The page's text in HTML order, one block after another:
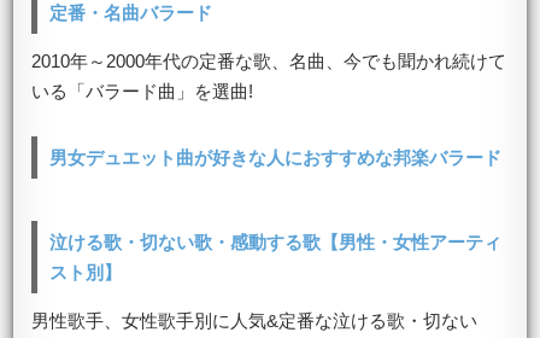
定番・名曲バラード
2010年～2000年代の定番な歌、名曲、今でも聞かれ続けて
いる「バラード曲」を選曲!
男女デュエット曲が好きな人におすすめな邦楽バラード
泣ける歌・切ない歌・感動する歌【男性・女性アーティ
スト別】
男性歌手、女性歌手別に人気&定番な泣ける歌・切ない